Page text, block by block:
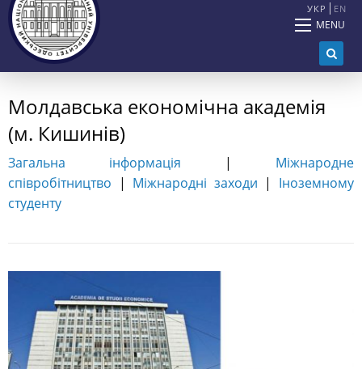
УКР EN
MENU
Молдавська економічна академія
(м. Кишинів)
Загальна інформація | Міжнародне
співробітництво | Міжнародні заходи | Іноземному
студенту